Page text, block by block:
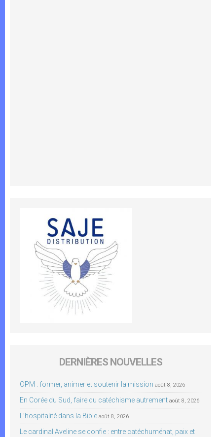
DERNIÈRES NOUVELLES
OPM : former, animer et soutenir la mission août 8, 2026
En Corée du Sud, faire du catéchisme autrement août 8, 2026
L’hospitalité dans la Bible août 8, 2026
Le cardinal Aveline se confie : entre catéchuménat, paix et